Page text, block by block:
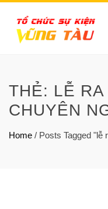
THẺ: LỄ
CHUYÊN
Home / Posts Tagged "lễ